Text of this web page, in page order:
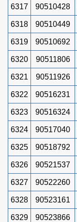
6317 90510428
6318 90510449
6319 90510692
6320 90511806
6321 90511926
6322 90516231
6323 90516324
6324 90517040
6325 90518792
6326 90521537
6327 90522260
6328 90523161
6329 90523866